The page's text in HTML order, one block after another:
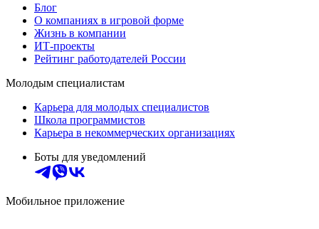
Блог
О компаниях в игровой форме
Жизнь в компании
ИТ-проекты
Рейтинг работодателей России
Молодым специалистам
Карьера для молодых специалистов
Школа программистов
Карьера в некоммерческих организациях
Боты для уведомлений
Мобильное приложение